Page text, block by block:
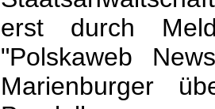
erst durch
"Polskaweb
Marienburger